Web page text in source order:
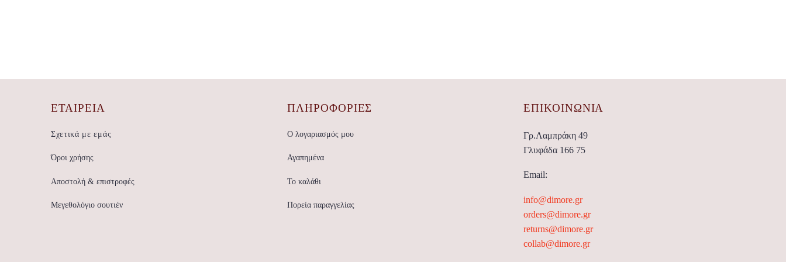
ΕΤΑΙΡΕΊΑ
Σχετικά με εμάς
Όροι χρήσης
Αποστολή & επιστροφές
Μεγεθολόγιο σουτιέν
ΠΛΗΡΟΦΟΡΙΕΣ
Ο λογαριασμός μου
Αγαπημένα
Το καλάθι
Πορεία παραγγελίας
ΕΠΙΚΟΙΝΩΝΊΑ
Γρ.Λαμπράκη 49
Γλυφάδα 166 75
Email:
info@dimore.gr
orders@dimore.gr
returns@dimore.gr
collab@dimore.gr